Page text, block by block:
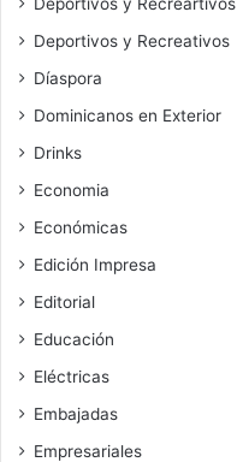
Deportivos y Recreativos
Díaspora
Dominicanos en Exterior
Drinks
Economia
Económicas
Edición Impresa
Editorial
Educación
Eléctricas
Embajadas
Empresariales